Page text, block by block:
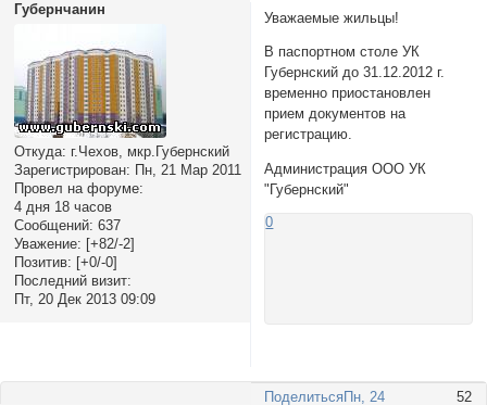
Губернчанин
Откуда: г.Чехов, мкр.Губернский
Зарегистрирован: Пн, 21 Мар 2011
Провел на форуме:
4 дня 18 часов
Сообщений: 637
Уважение: [+82/-2]
Позитив: [+0/-0]
Последний визит:
Пт, 20 Дек 2013 09:09
Уважаемые жильцы!
В паспортном столе УК
Губернский до 31.12.2012 г.
временно приостановлен
прием документов на
регистрацию.
Администрация ООО УК
"Губернский"
0
Поделиться 52
Пн, 24